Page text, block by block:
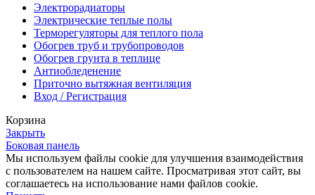
Электрорадиаторы
Электрические теплые полы
Терморегуляторы для теплого пола
Обогрев труб и трубопроводов
Обогрев грунта в теплице
Антиобледенение
Приточно вытяжная вентиляция
Вход / Регистрация
Корзина
Закрыть
Боковая панель
Мы используем файлы cookie для улучшения взаимодействия
с пользователем на нашем сайте. Просматривая этот сайт, вы
соглашаетесь на использование нами файлов cookie.